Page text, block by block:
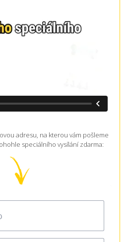
adresu, na kterou vám pošleme
speciálního vysílání zdarma: